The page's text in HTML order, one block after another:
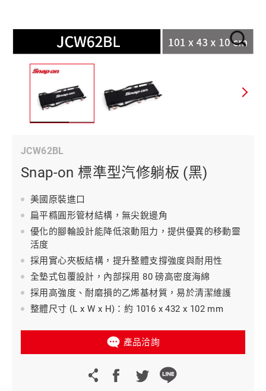
JCW62BL
Snap-on 標準型汽修躺板 (黑)
美國原裝進口
扁平橢圓形管材結構，無尖銳邊角
優化的腳輪設計能降低滾動阻力，提供優異的移動靈
活度
採用實心夾板結構，提升整體支撐強度與耐用性
全墊式包覆設計，內部採用 80 磅高密度海綿
採用高強度、耐磨損的乙烯基材質，易於清潔維護
整體尺寸 (L x W x H)：約 1016 x 432 x 102 mm
產品洽詢